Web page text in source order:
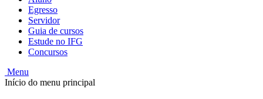
Egresso
Servidor
Guia de cursos
Estude no IFG
Concursos
Menu
Início do menu principal